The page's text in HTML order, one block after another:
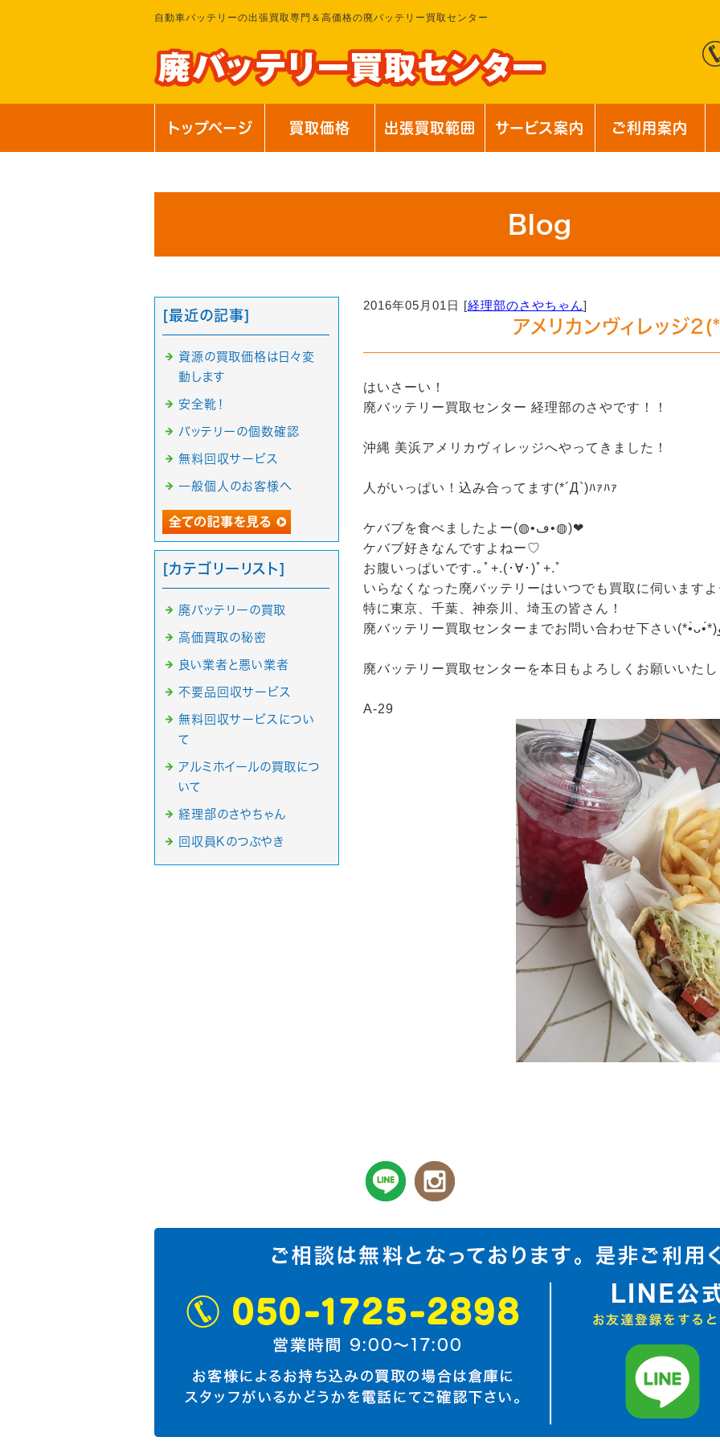
自動車バッテリーの出張買取専門＆高価格の廃バッテリー買取センター
トップページ 買取価格 出張買取範囲 サービス案内 ご利用案内
Blog
2016年05月01日 [経理部のさやちゃん]
アメリカンヴィレッジ
はいさーい！
廃バッテリー買取センター 経理部のさやです！！
沖縄 美浜アメリカヴィレッジへやってきました！
人がいっぱい！込み合ってます(*´Д`)ﾊｧﾊｧ
ケバブを食べましたよー(◍•ڡ•◍)❤
ケバブ好きなんですよねー♡
お腹いっぱいです.｡ﾟ+.(･∀･)ﾟ+.ﾟ
いらなくなった廃バッテリーはいつでも買取に伺いますよ
特に東京、千葉、神奈川、埼玉の皆さん！
廃バッテリー買取センターを本日もよろしくお願いいたし
A-29
[最近の記事]
資源の買取価格は日々変
動します
安全靴！
バッテリーの個数確認
無料回収サービス
一般個人のお客様へ
[カテゴリーリスト]
廃バッテリーの買取
高価買取の秘密
良い業者と悪い業者
不要品回収サービス
無料回収サービスについ
て
アルミホイールの買取につ
いて
経理部のさやちゃん
回収員Kのつぶやき